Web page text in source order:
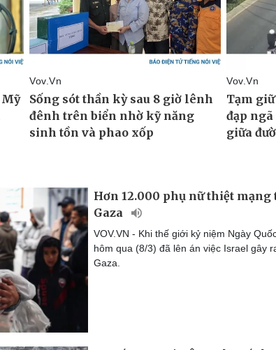
Hơn 12.000 phụ nữ thiệt
Gaza
VOV.VN - Khi thế giới kỷ niệm Ngày
hôm qua (8/3) đã lên án việc Israel​​​​​​​ gây
Gaza.